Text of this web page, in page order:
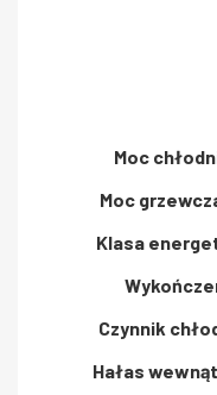
Moc
Moc
Klasa
Czynnik
Hałas